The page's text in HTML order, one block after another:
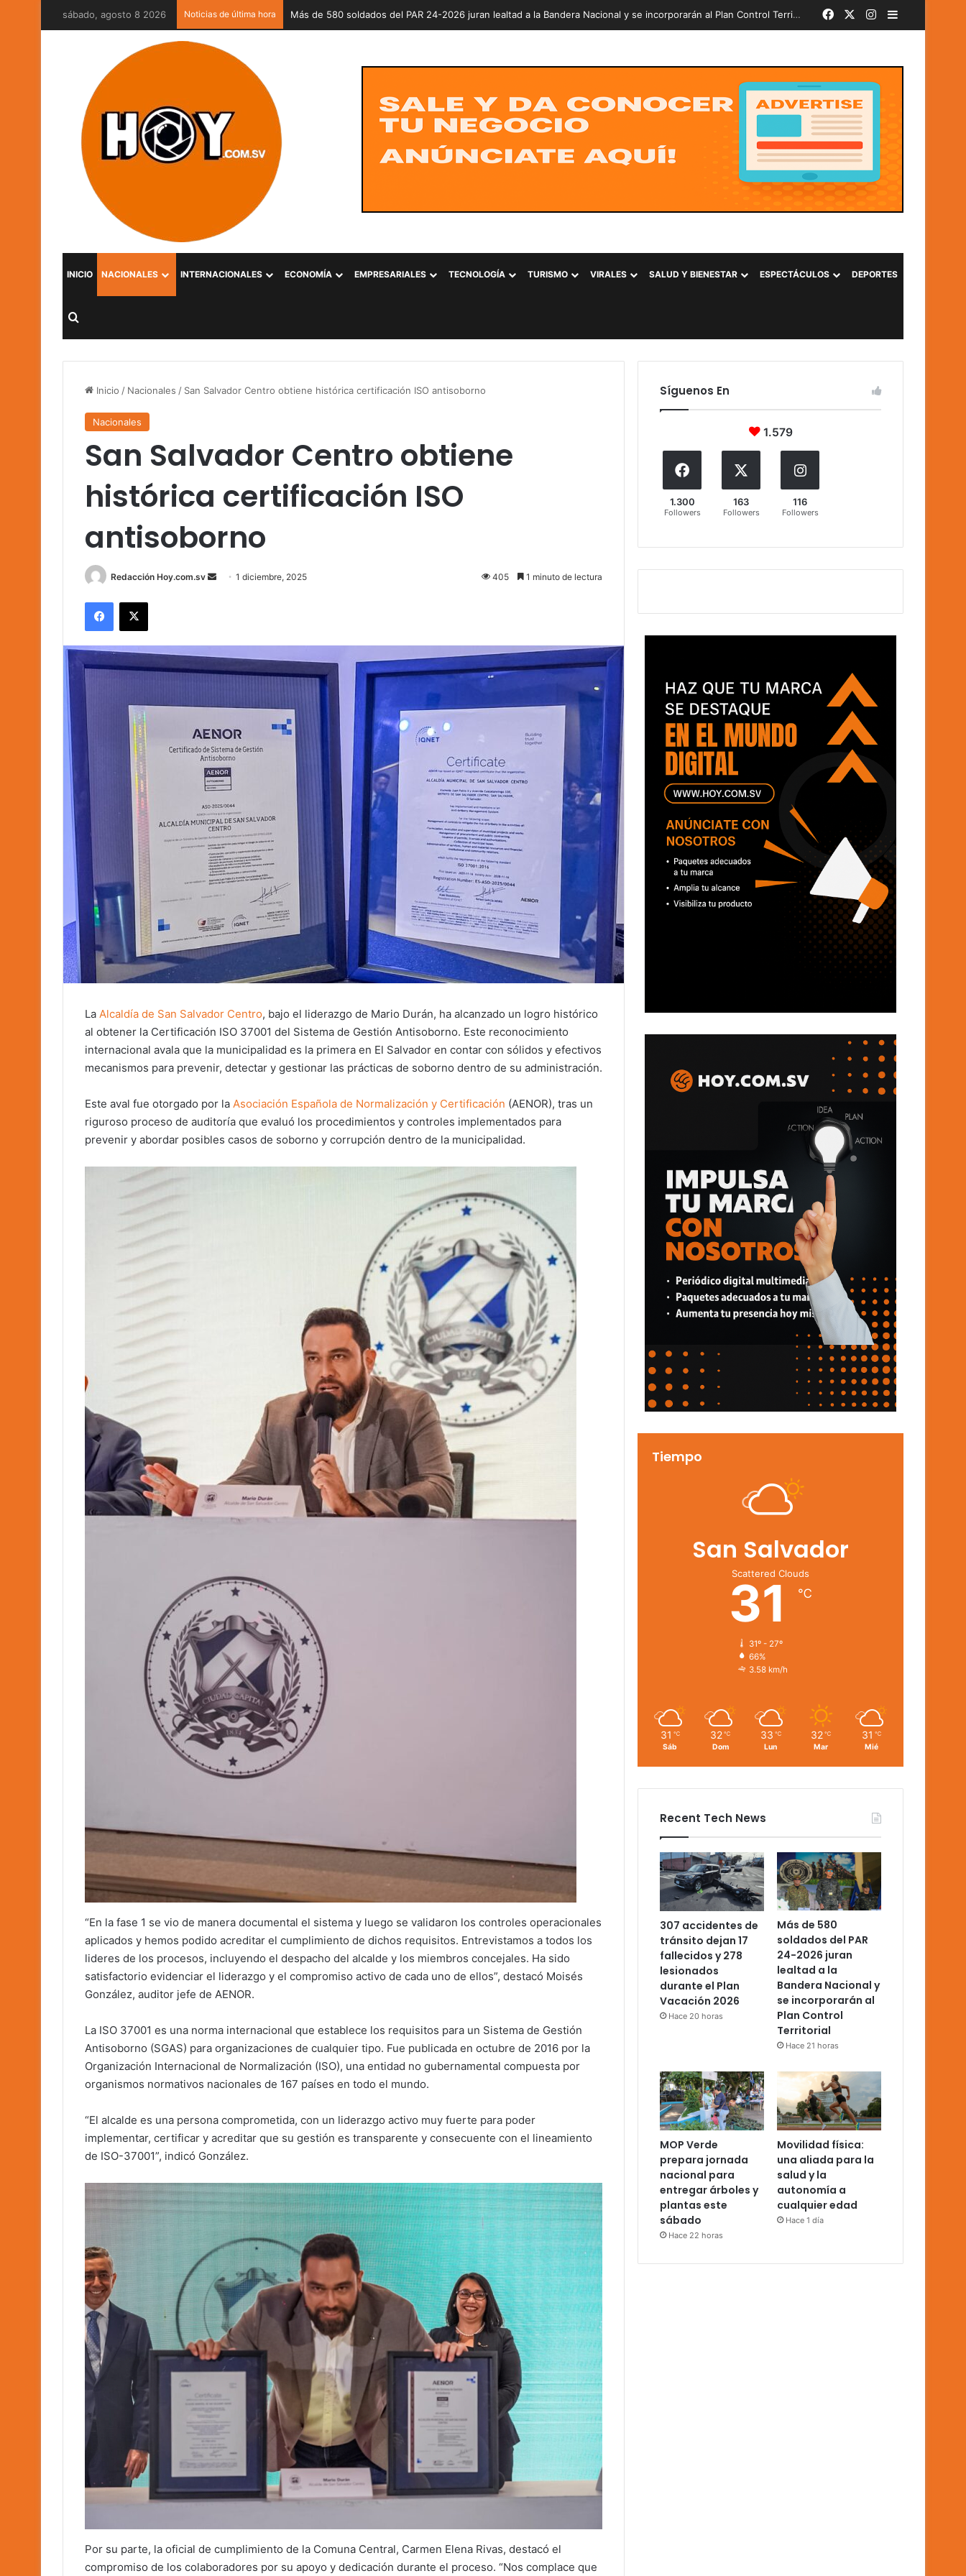
sábado, agosto 8 2026 Noticias de última hora MOP Verde prepara jornada nacional para entregar árboles y plantas este sábado FacebookInstagram
Barra lateral
INICIO NACIONALES INTERNACIONALES ECONOMÍA EMPRESARIALES TECNOLOGÍA TURISMO VIRALES SALUD Y BIENESTAR ESPECTÁCULOS DEPORTES
Buscar por
Inicio / Nacionales / San Salvador Centro obtiene histórica certificación ISO antisoborno
Nacionales
San Salvador Centro obtiene
histórica certificación ISO
antisoborno
Redacción Hoy.com.sv
Send1 diciembre, 2025 405 1 minuto de lectura
Facebook
X
La Alcaldía de San Salvador Centro, bajo el liderazgo de Mario Durán, ha alcanzado un logro histórico
al obtener la Certificación ISO 37001 del Sistema de Gestión Antisoborno. Este reconocimiento
internacional avala que la municipalidad es la primera en El Salvador en contar con sólidos y efectivos
mecanismos para prevenir, detectar y gestionar las prácticas de soborno dentro de su administración.
Este aval fue otorgado por la Asociación Española de Normalización y Certificación (AENOR), tras un
riguroso proceso de auditoría que evaluó los procedimientos y controles implementados para
prevenir y abordar posibles casos de soborno y corrupción dentro de la municipalidad.
“En la fase 1 se vio de manera documental el sistema y luego se validaron los controles operacionales
aplicados y hemos podido acreditar el cumplimiento de dichos requisitos. Entrevistamos a todos los
lideres de los procesos, incluyendo el despacho del alcalde y los miembros concejales. Ha sido
satisfactorio evidenciar el liderazgo y el compromiso activo de cada uno de ellos”, destacó Moisés
González, auditor jefe de AENOR.
La ISO 37001 es una norma internacional que establece los requisitos para un Sistema de Gestión
Antisoborno (SGAS) para organizaciones de cualquier tipo. Fue publicada en octubre de 2016 por la
Organización Internacional de Normalización (ISO), una entidad no gubernamental compuesta por
organismos normativos nacionales de 167 países en todo el mundo.
“El alcalde es una persona comprometida, con un liderazgo activo muy fuerte para poder
implementar, certificar y acreditar que su gestión es transparente y consecuente con el lineamiento
de ISO-37001”, indicó González.
Por su parte, la oficial de cumplimiento de la Comuna Central, Carmen Elena Rivas, destacó el
compromiso de los colaboradores por su apoyo y dedicación durante el proceso. “Nos complace que
Síguenos En
1.579
1.300
Followers
163
Followers
116
Followers
Tiempo
San Salvador
Scattered Clouds
31 ℃
31º - 27º
66%
3.58 km/h
31 ℃
Sáb
32 ℃
Dom
33 ℃
Lun
32 ℃
Mar
31 ℃
Mié
Recent Tech News
307 accidentes de
tránsito dejan 17
fallecidos y 278
lesionados
durante el Plan
Vacación 2026
Hace 20 horas
Más de 580
soldados del PAR
24-2026 juran
lealtad a la
Bandera Nacional y
se incorporarán al
Plan Control
Territorial
Hace 21 horas
MOP Verde
prepara jornada
nacional para
entregar árboles y
plantas este
sábado
Hace 22 horas
Movilidad física:
una aliada para la
salud y la
autonomía a
cualquier edad
Hace 1 día